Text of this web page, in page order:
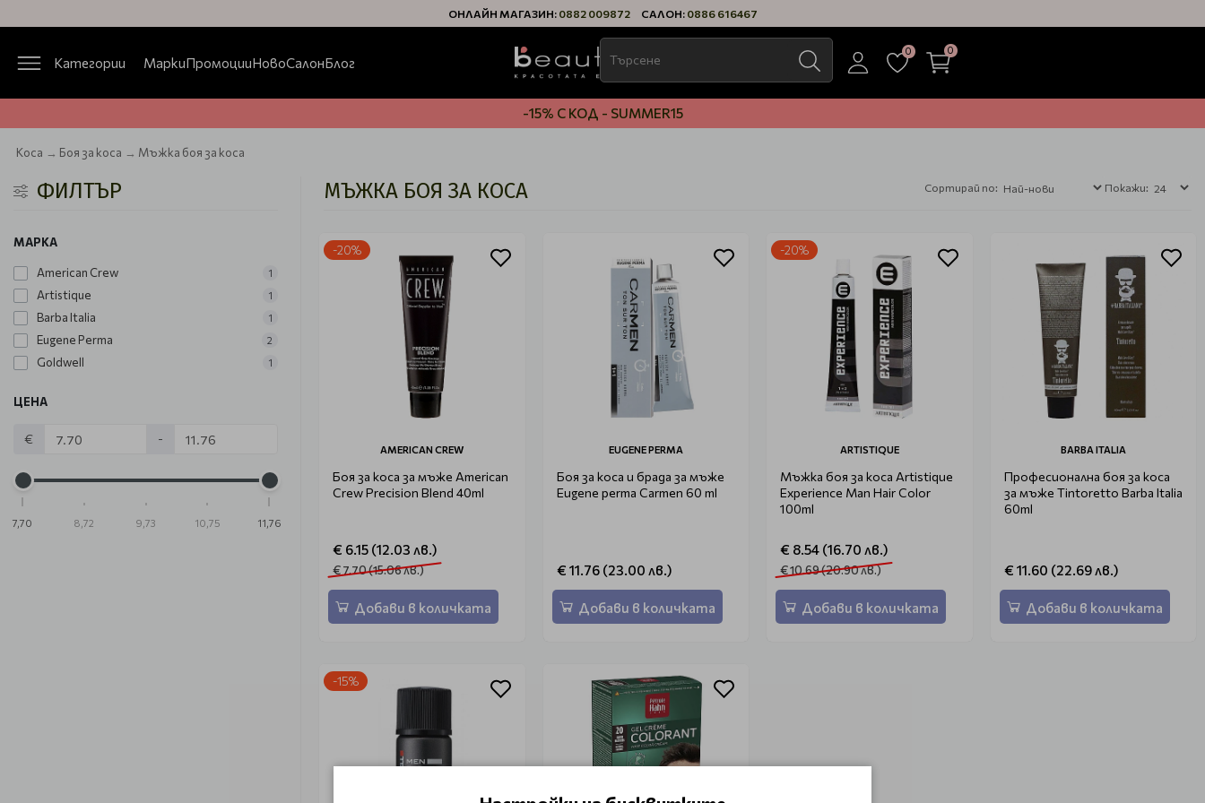
ОНЛАЙН МАГАЗИН: 0882 009872 САЛОН: 0886 616467
Категории МаркиПромоцииНовоСалонБлог
0 0
-15% С КОД - SUMMER15
Коса Боя за коса Мъжка боя за коса
ФИЛТЪР
МАРКА
American Crew 1
Artistique 1
Barba Italia 1
Eugene Perma 2
Goldwell 1
ЦЕНА
€ -
7,70 8,72 9,73 10,75 11,76
МЪЖКА БОЯ ЗА КОСА Сортирай по: Покажи:
-20%
AMERICAN CREW
Боя за коса за мъже American
Crew Precision Blend 40ml
€ 6.15 (12.03 лв.)
€ 7.70 (15.06 лв.)
Добави в количката
EUGENE PERMA
Боя за коса и брада за мъже
Eugene perma Carmen 60 ml
€ 11.76 (23.00 лв.)
Добави в количката
-20%
ARTISTIQUE
Мъжка боя за коса Artistique
Experience Man Hair Color
100ml
€ 8.54 (16.70 лв.)
€ 10.69 (20.90 лв.)
Добави в количката
BARBA ITALIA
Професионална боя за коса
за мъже Tintoretto Barba Italia
60ml
€ 11.60 (22.69 лв.)
Добави в количката
-15%